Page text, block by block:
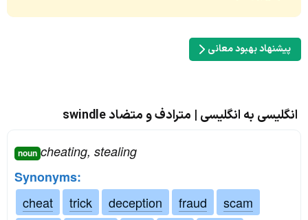
پیشنهاد بهبود معانی
انگلیسی به انگلیسی | مترادف و متضاد swindle
noun cheating, stealing
Synonyms:
cheat
trick deception fraud
scam